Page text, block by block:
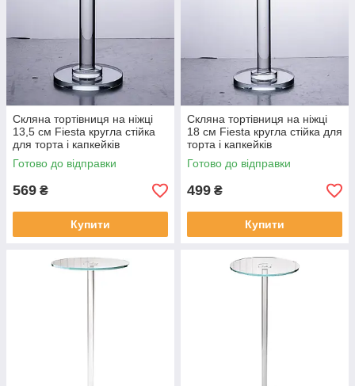
Скляна тортівниця на ніжці
13,5 см Fiesta кругла стійка
для торта і капкейків
Готово до відправки
569 ₴
Купити
Скляна тортівниця на ніжці
18 см Fiesta кругла стійка для
торта і капкейків
Готово до відправки
499 ₴
Купити